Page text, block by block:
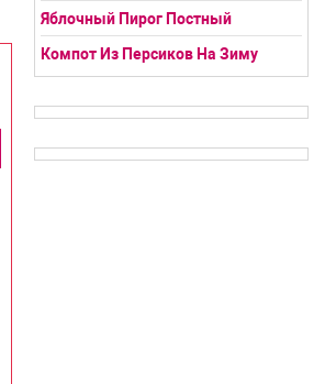
Яблочный Пирог Постный
Компот Из Персиков На Зиму